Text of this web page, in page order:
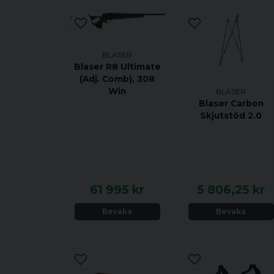
BLASER
Blaser R8 Ultimate
(Adj. Comb), 308
Win
61 995 kr
Bevaka
BLASER
Blaser Carbon
Skjutstöd 2.0
5 806,25 kr
Bevaka